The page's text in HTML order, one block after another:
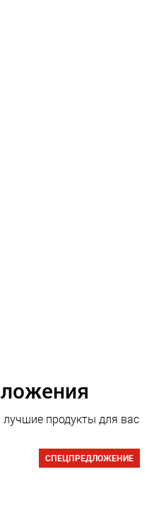
продукты для вас
СПЕЦПРЕДЛОЖЕНИЕ